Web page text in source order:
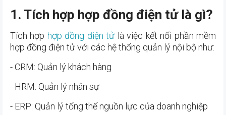
1. Tích hợp hợp đồng điện tử là gì?
Tích hợp hợp đồng điện tử là việc kết nối phần mềm
hợp đồng điện tử với các hệ thống quản lý nội bộ như:
- CRM: Quản lý khách hàng
- HRM: Quản lý nhân sự
- ERP: Quản lý tổng thể nguồn lực của doanh nghiệp